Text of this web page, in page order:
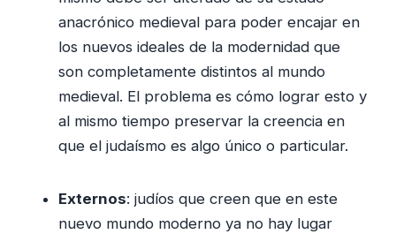
anacrónico medieval para poder encajar en
los nuevos ideales de la modernidad que
son completamente distintos al mundo
medieval. El problema es cómo lograr esto y
al mismo tiempo preservar la creencia en
que el judaísmo es algo único o particular.
Externos: judíos que creen que en este
nuevo mundo moderno ya no hay lugar